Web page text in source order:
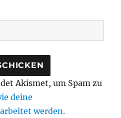
Akismet, um Spam zu
deine
werden.